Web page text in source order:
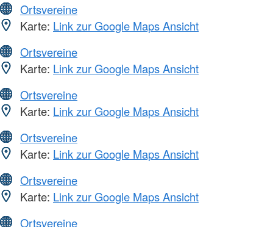
Ortsvereine
Karte: Link zur Google Maps Ansicht
Ortsvereine
Karte: Link zur Google Maps Ansicht
Ortsvereine
Karte: Link zur Google Maps Ansicht
Ortsvereine
Karte: Link zur Google Maps Ansicht
Ortsvereine
Karte: Link zur Google Maps Ansicht
Ortsvereine